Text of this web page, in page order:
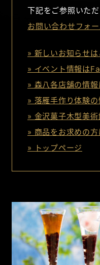
下記をご参照いた
お問い合わせフォ
» 新しいお知らせは
» イベント情報は
» 森八各店舗の情報
» 落雁手作り体験
» 金沢菓子木型美
» 商品をお求めの方
» トップページ